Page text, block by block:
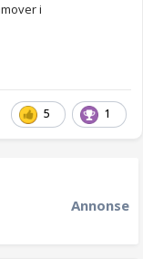
i
5 1
Annonse